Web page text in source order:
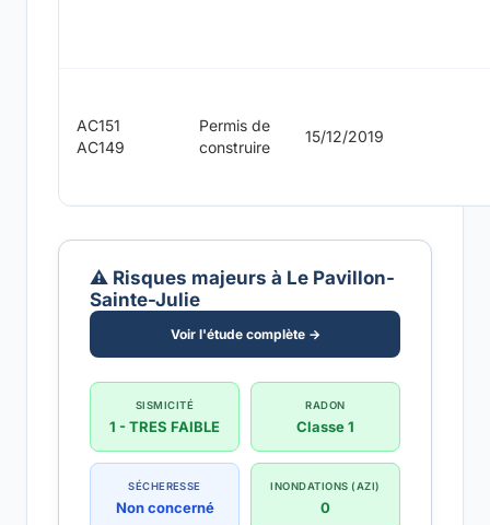
AC151
AC149
Permis de
construire
15/12/2019
⚠️ Risques majeurs à Le Pavillon-
Sainte-Julie
Voir l'étude complète →
SISMICITÉ
1 - TRES FAIBLE
RADON
Classe 1
SÉCHERESSE
Non concerné
INONDATIONS (AZI)
0